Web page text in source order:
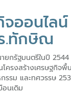
จออนไล
.ทักษิณ
กรัฐมนตรีในปี 2544
ครงสร้างเศรษฐกิจพื้
รรม และทศวรรษ
อนเดิม